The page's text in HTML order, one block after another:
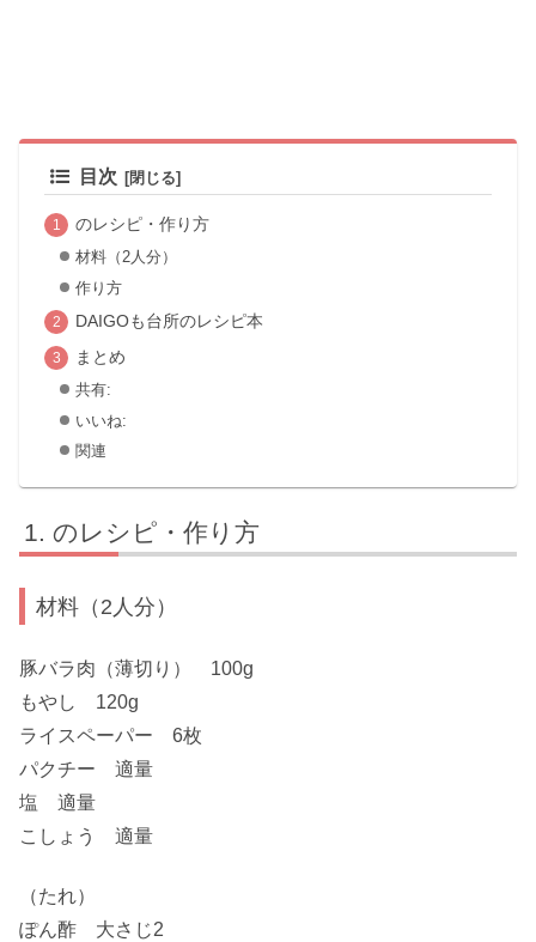
目次
のレシピ・作り方
材料（2人分）
作り方
DAIGOも台所のレシピ本
まとめ
共有:
いいね:
関連
のレシピ・作り方
材料（2人分）
豚バラ肉（薄切り） 100g
もやし 120g
ライスペーパー 6枚
パクチー 適量
塩 適量
こしょう 適量
（たれ）
ぽん酢 大さじ2